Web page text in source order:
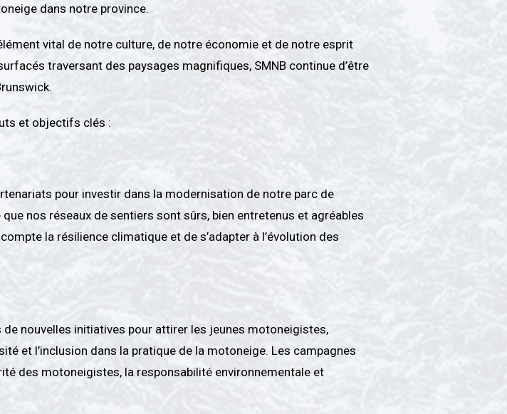
dans notre province.
vital de notre culture, de notre économie et de notre esprit
traversant des paysages magnifiques, SMNB continue d’être
et objectifs clés :
pour investir dans la modernisation de notre parc de
nos réseaux de sentiers sont sûrs, bien entretenus et agréables
la résilience climatique et de s’adapter à l’évolution des
nouvelles initiatives pour attirer les jeunes motoneigistes,
et l’inclusion dans la pratique de la motoneige. Les campagnes
des motoneigistes, la responsabilité environnementale et